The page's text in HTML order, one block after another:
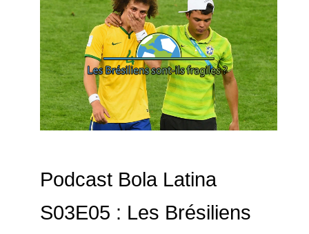
Podcast Bola Latina
S03E05 : Les Brésiliens